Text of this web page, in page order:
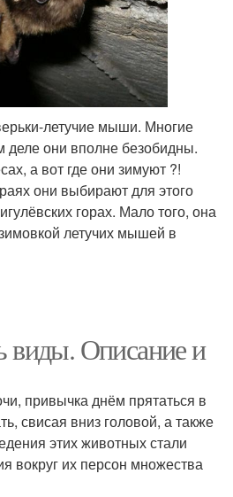
летучие мыши. Многие
деле они вполне безобидны.
а вот где они зимуют ?!
они выбирают для этого
горах. Мало того, она
летучих мышей в
Описание и
привычка днём прятаться в
свисая вниз головой, а также
этих животных стали
вокруг их персон множества